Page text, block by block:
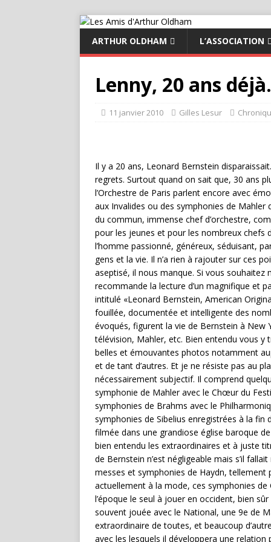
ARTHUR OLDHAM L’ASSOCIATION
Lenny, 20 ans
11 janvier 2010 Gilles Lesur
Il y a 20 ans, Leonard Bernstein
regrets. Surtout quand on sait que, 30 ans
l’Orchestre de Paris parlent encore avec
aux Invalides ou des symphonies de
du commun, immense chef d’orchestre,
pour les jeunes et pour les nombreux chefs
l’homme passionné, généreux, séduisant,
gens et la vie. Il n’a rien à rajouter sur ces
aseptisé, il nous manque. Si vous souhaitez
recommande la lecture d’un magnifique et
intitulé «Leonard Bernstein, American
fouillée, documentée et intelligente des
évoqués, figurent la vie de Bernstein à New
télévision, Mahler, etc. Bien entendu vous y
belles et émouvantes photos notamment
et de tant d’autres. Et je ne résiste pas au
nécessairement subjectif. Il comprend
symphonie de Mahler avec le Chœur du
symphonies de Brahms avec le
symphonies de Sibelius enregistrées à la fin
filmée dans une grandiose église baroque
bien entendu les extraordinaires et à juste
de Bernstein n’est négligeable mais s’il
messes et symphonies de Haydn,
actuellement à la mode, ces symphonies
l’époque le seul à jouer en occident, bien
souvent jouée avec le National, une 9e de
extraordinaire de toutes, et beaucoup
avec les lesquels il développera une